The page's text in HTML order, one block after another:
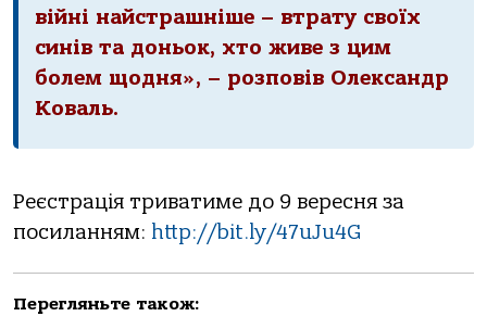
війні найстрашніше – втрату своїх
синів та доньок, хто живе з цим
болем щодня», – розповів Олександр
Коваль.
Реєстрація триватиме до 9 вересня за
посиланням: http://bit.ly/47uJu4G
Перегляньте також: